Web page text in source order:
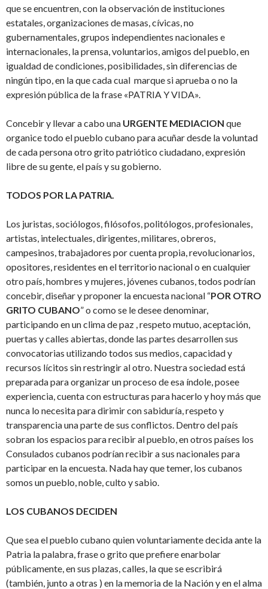
que se encuentren, con la observación de instituciones
estatales, organizaciones de masas, cívicas, no
gubernamentales, grupos independientes nacionales e
internacionales, la prensa, voluntarios, amigos del pueblo, en
igualdad de condiciones, posibilidades, sin diferencias de
ningún tipo, en la que cada cual marque si aprueba o no la
expresión pública de la frase «PATRIA Y VIDA».
Concebir y llevar a cabo una URGENTE MEDIACION que
organice todo el pueblo cubano para acuñar desde la voluntad
de cada persona otro grito patriótico ciudadano, expresión
libre de su gente, el país y su gobierno.
TODOS POR LA PATRIA.
Los juristas, sociólogos, filósofos, politólogos, profesionales,
artistas, intelectuales, dirigentes, militares, obreros,
campesinos, trabajadores por cuenta propia, revolucionarios,
opositores, residentes en el territorio nacional o en cualquier
otro país, hombres y mujeres, jóvenes cubanos, todos podrían
concebir, diseñar y proponer la encuesta nacional “POR OTRO
GRITO CUBANO” o como se le desee denominar,
participando en un clima de paz , respeto mutuo, aceptación,
puertas y calles abiertas, donde las partes desarrollen sus
convocatorias utilizando todos sus medios, capacidad y
recursos lícitos sin restringir al otro. Nuestra sociedad está
preparada para organizar un proceso de esa índole, posee
experiencia, cuenta con estructuras para hacerlo y hoy más que
nunca lo necesita para dirimir con sabiduría, respeto y
transparencia una parte de sus conflictos. Dentro del país
sobran los espacios para recibir al pueblo, en otros países los
Consulados cubanos podrían recibir a sus nacionales para
participar en la encuesta. Nada hay que temer, los cubanos
somos un pueblo, noble, culto y sabio.
LOS CUBANOS DECIDEN
Que sea el pueblo cubano quien voluntariamente decida ante la
Patria la palabra, frase o grito que prefiere enarbolar
públicamente, en sus plazas, calles, la que se escribirá
(también, junto a otras ) en la memoria de la Nación y en el alma